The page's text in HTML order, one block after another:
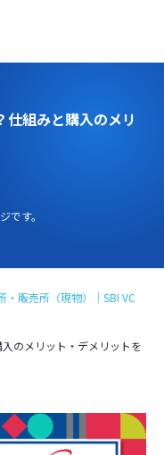
仕組みと購入のメリ
です。
販売所（現物）｜SBI VC
のメリット・デメリットを